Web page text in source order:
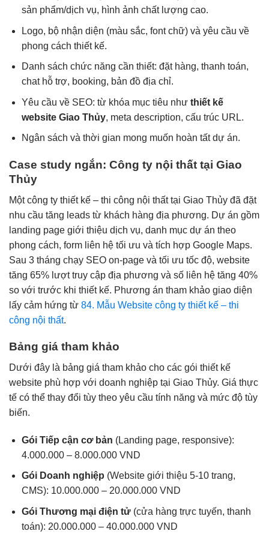
sản phẩm/dịch vụ, hình ảnh chất lượng cao.
Logo, bộ nhận diện (màu sắc, font chữ) và yêu cầu về
phong cách thiết kế.
Danh sách chức năng cần thiết: đặt hàng, thanh toán,
chat hỗ trợ, booking, bản đồ địa chỉ.
Yêu cầu về SEO: từ khóa mục tiêu như thiết kế
website Giao Thủy, meta description, cấu trúc URL.
Ngân sách và thời gian mong muốn hoàn tất dự án.
Case study ngắn: Công ty nội thất tại Giao
Thủy
Một công ty thiết kế – thi công nội thất tại Giao Thủy đã đặt
nhu cầu tăng leads từ khách hàng địa phương. Dự án gồm
landing page giới thiệu dịch vụ, danh mục dự án theo
phong cách, form liên hệ tối ưu và tích hợp Google Maps.
Sau 3 tháng chạy SEO on-page và tối ưu tốc độ, website
tăng 65% lượt truy cập địa phương và số liên hệ tăng 40%
so với trước khi thiết kế. Phương án tham khảo giao diện
lấy cảm hứng từ 84. Mẫu Website công ty thiết kế – thi
công nội thất.
Bảng giá tham khảo
Dưới đây là bảng giá tham khảo cho các gói thiết kế
website phù hợp với doanh nghiệp tại Giao Thủy. Giá thực
tế có thể thay đổi tùy theo yêu cầu tính năng và mức độ tùy
biến.
Gói Tiếp cận cơ bản (Landing page, responsive):
4.000.000 – 8.000.000 VND
Gói Doanh nghiệp (Website giới thiệu 5-10 trang,
CMS): 10.000.000 – 20.000.000 VND
Gói Thương mại điện tử(cửa hàng trực tuyến, thanh
toán): 20.000.000 – 40.000.000 VND